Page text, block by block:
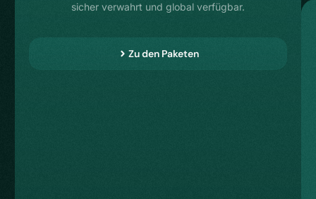
sicher verwahrt und global verfügbar.
Zu den Paketen